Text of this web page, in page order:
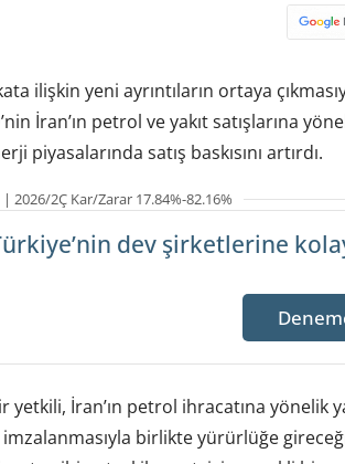
ilişkin yeni ayrıntıların ortaya
İran’ın petrol ve yakıt satışlarına
piyasalarında satış baskısını artırdı.
2026/2Ç Kar/Zarar 17.84%-82.16%
dev şirketlerine
yetkili, İran’ın petrol ihracatına yönelik
birlikte yürürlüğe